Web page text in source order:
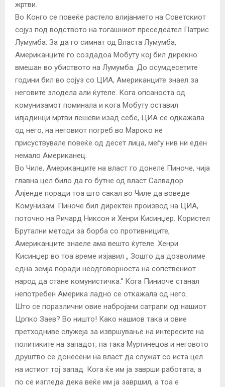
жртви.
Во Конго се повеќе растело влијанието на Советскиот
сојуз под водството на тогашниот преседеател Патрис
Лумумба. За да го симнат од Власта Лумумба,
Американците го создадоа Мобуту кој бил дирекно
вмешан во убиството на Лумумба. До осумдесетите
години бил во сојуз со ЦИА, Американците знаел за
неговите злодела али ќутеле. Кога опсаноста од
комунизамот поминала и кога Мобуту оставил
илјадинци мртви лешеви изад себе, ЦИА се одкажала
од него, на неговиот погреб во Мароко не
присуствувале повеќе од десет лица, меѓу нив ни еден
немало Американец.
Во Чиле, Американците на власт го донеле Пиноче, чија
главна цел било да го бутне од власт Салвадор
Алјенде поради тоа што сакал во Чиле да воведе
Комунизам. Пиноче бил директен производ на ЦИА,
поточно на Ричард Никсон и Хенри Кисинџер. Користел
Брутални методи за борба со противниците,
Американците знаеле ама вешто ќутеле. Хенри
Кисинџер во тоа време изјавил „ Зошто да дозволиме
една земја поради неодговорноста на сопствениот
народ да стане комунистичка.“ Кога Пиниоче станал
непотребен Америка ладно се откажала од него.
Што се поразлични овие набројани сатрапи од нашиот
Црпко Заев? Во ништо! Како нашиов така и овие
претходниве служеја за извршување на интересите на
политиките на западот, па така Муртинецов и неговото
друштво се донесени на власт да служат со иста цел
на истиот тој запад. Кога ќе им ја заврши работата, а
по се изгледа дека веќе им ја завршил, а тоа е